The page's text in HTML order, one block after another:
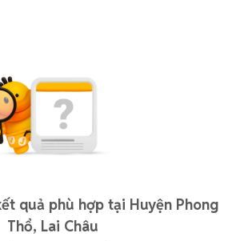
quả phù hợp tại Huyện Phong
Thổ, Lai Châu